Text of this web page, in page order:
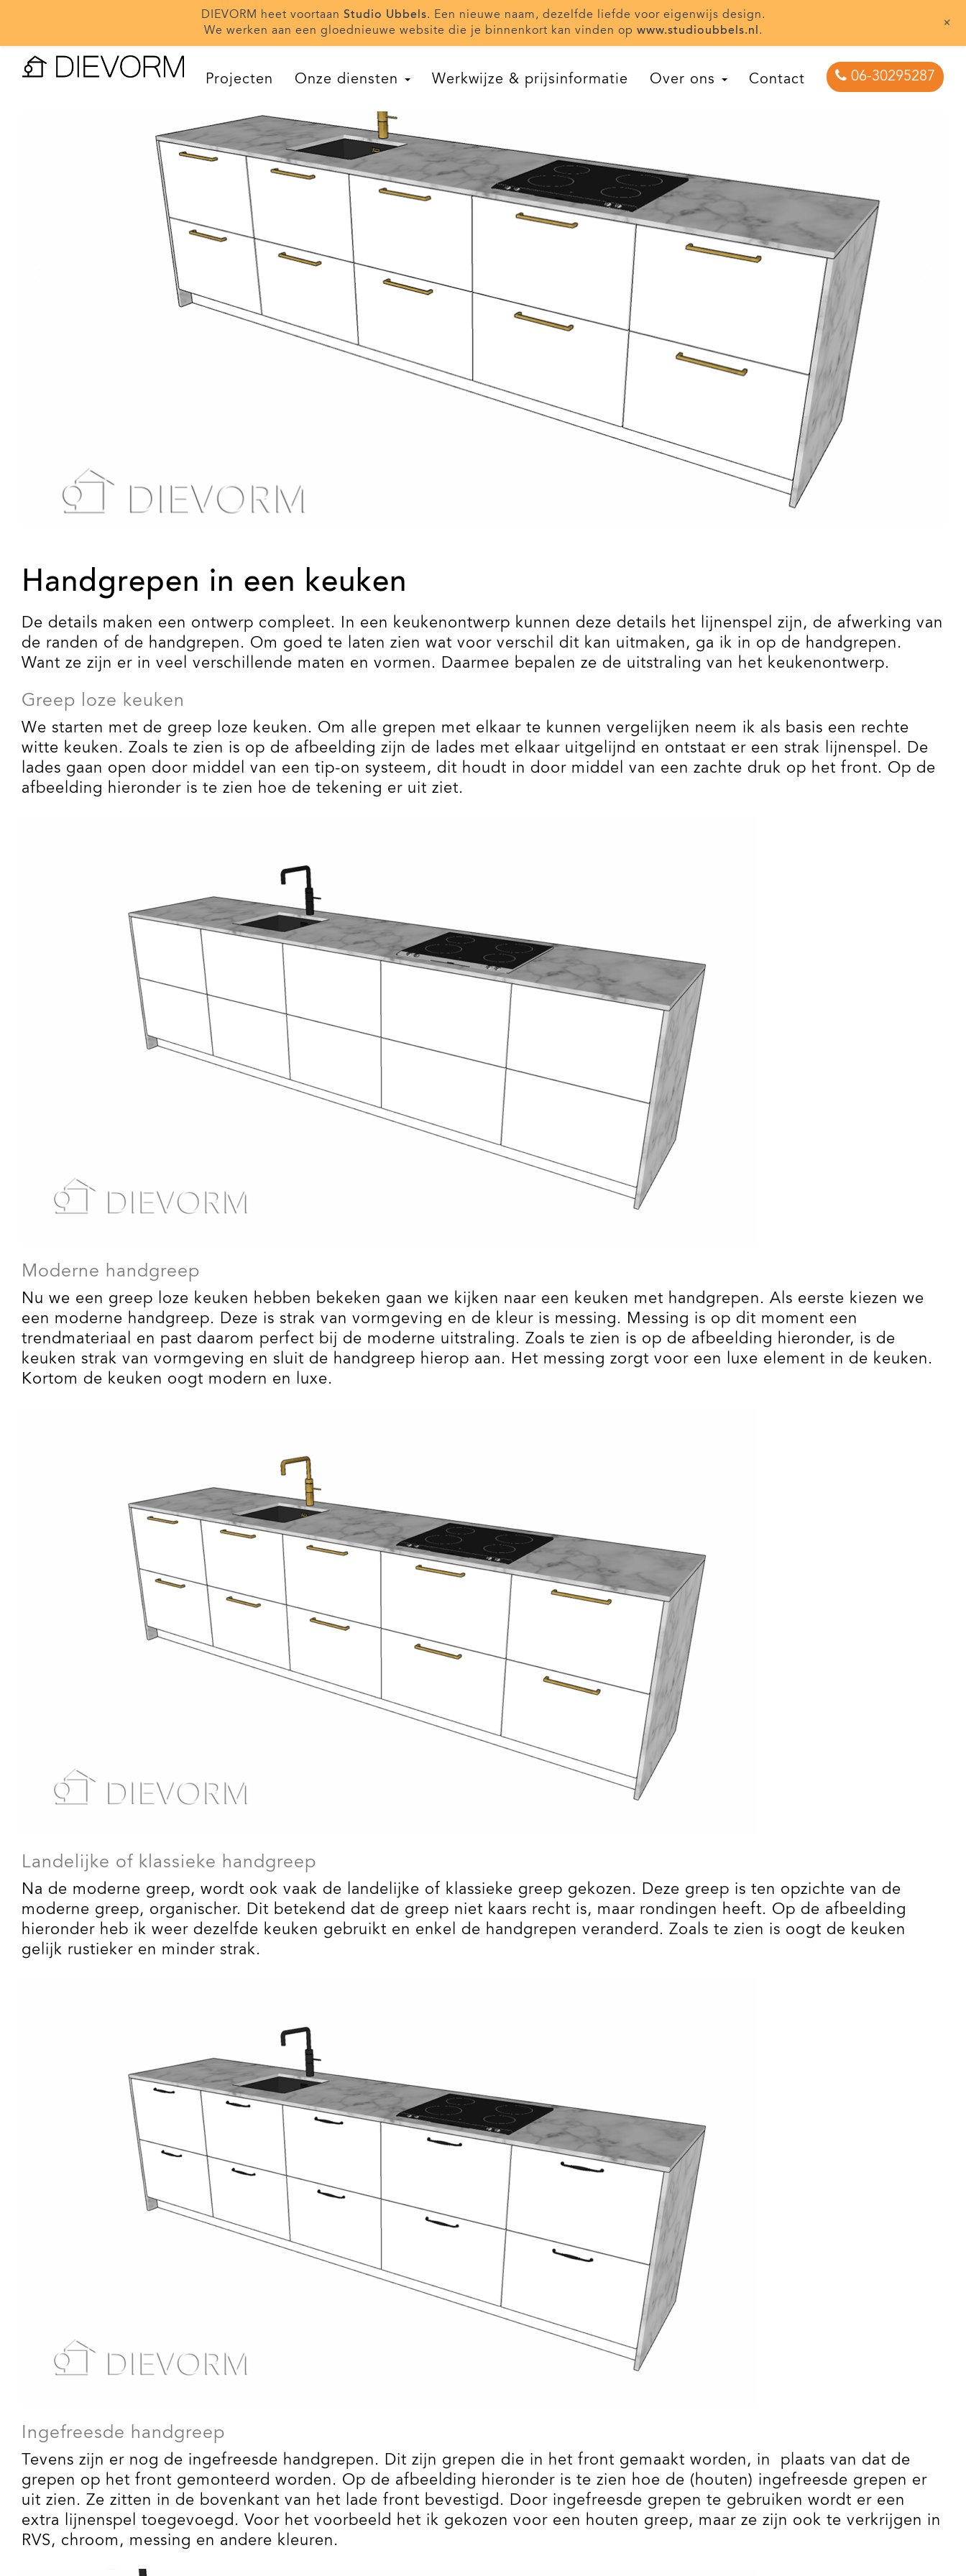
Projecten Onze diensten Werkwijze & prijsinformatie Over ons Contact 06-30295287
Handgrepen in een keuken
De details maken een ontwerp compleet. In een keukenontwerp kunnen deze details het lijnenspel zijn, de afwerking van
de randen of de handgrepen. Om goed te laten zien wat voor verschil dit kan uitmaken, ga ik in op de handgrepen.
Want ze zijn er in veel verschillende maten en vormen. Daarmee bepalen ze de uitstraling van het keukenontwerp.
Greep loze keuken
We starten met de greep loze keuken. Om alle grepen met elkaar te kunnen vergelijken neem ik als basis een rechte
witte keuken. Zoals te zien is op de afbeelding zijn de lades met elkaar uitgelijnd en ontstaat er een strak lijnenspel. De
lades gaan open door middel van een tip-on systeem, dit houdt in door middel van een zachte druk op het front. Op de
afbeelding hieronder is te zien hoe de tekening er uit ziet.
Moderne handgreep
Nu we een greep loze keuken hebben bekeken gaan we kijken naar een keuken met handgrepen. Als eerste kiezen we
een moderne handgreep. Deze is strak van vormgeving en de kleur is messing. Messing is op dit moment een
trendmateriaal en past daarom perfect bij de moderne uitstraling. Zoals te zien is op de afbeelding hieronder, is de
keuken strak van vormgeving en sluit de handgreep hierop aan. Het messing zorgt voor een luxe element in de keuken.
Kortom de keuken oogt modern en luxe.
Landelijke of klassieke handgreep
Na de moderne greep, wordt ook vaak de landelijke of klassieke greep gekozen. Deze greep is ten opzichte van de
moderne greep, organischer. Dit betekend dat de greep niet kaars recht is, maar rondingen heeft. Op de afbeelding
hieronder heb ik weer dezelfde keuken gebruikt en enkel de handgrepen veranderd. Zoals te zien is oogt de keuken
gelijk rustieker en minder strak.
Ingefreesde handgreep
Tevens zijn er nog de ingefreesde handgrepen. Dit zijn grepen die in het front gemaakt worden, in
plaats van dat de
grepen op het front gemonteerd worden. Op de afbeelding hieronder is te zien hoe de (houten) ingefreesde grepen er
uit zien. Ze zitten in de bovenkant van het lade front bevestigd. Door ingefreesde grepen te gebruiken wordt er een
extra lijnenspel toegevoegd. Voor het voorbeeld het ik gekozen voor een houten greep, maar ze zijn ook te verkrijgen in
RVS, chroom, messing en andere kleuren.
DIEVORM heet voortaan Studio Ubbels. Een nieuwe naam, dezelfde liefde voor eigenwijs design.
We werken aan een gloednieuwe website die je binnenkort kan vinden op www.studioubbels.nl .
+